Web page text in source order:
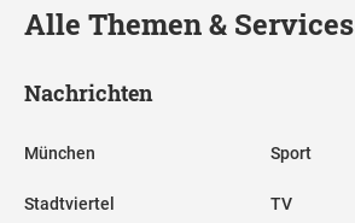
Alle Themen & Services
Nachrichten
München
Stadtviertel
Sport
TV